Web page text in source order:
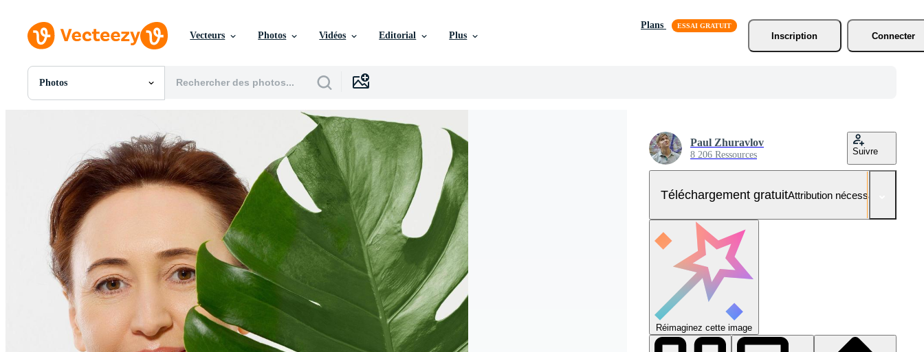
Vecteurs Photos Vidéos Editorial Plus
Plans
Inscription
Connecter
Photos
Toutes Images
Modèles
Vecteurs
Vidéos
Motion graphics
Images Éditoriales
Événements Éditoriaux
Paul Zhuravlov
8 206 Ressources Suivre
Téléchargement gratuitAttribution nécessaire
Réimaginez cette image